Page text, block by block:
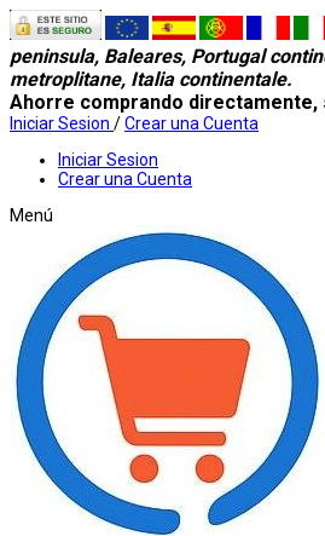
peninsula, Baleares, Portugal
metroplitane, Italia continentale.
Ahorre comprando
Iniciar Sesion /Crear una Cuenta
Iniciar Sesion
Crear una Cuenta
Menú